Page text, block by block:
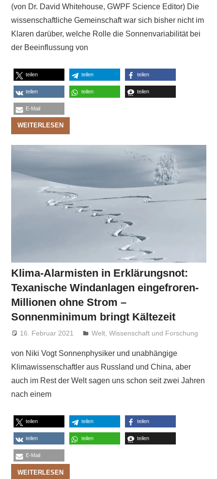
(von Dr. David Whitehouse, GWPF Science Editor) Die
wissenschaftliche Gemeinschaft war sich bisher nicht im
Klaren darüber, welche Rolle die Sonnenvariabilität bei
der Beeinflussung von
teilen teilen teilen
teilen teilen teilen
E-Mail
WEITERLESEN
Klima-Alarmisten in Erklärungsnot:
Texanische Windanlagen eingefroren-
Millionen ohne Strom –
Sonnenminimum bringt Kältezeit
16. Februar 2021 Niki Vogt
Welt ,Wissenschaft und Forschung
von Niki Vogt Sonnenphysiker und unabhängige
Klimawissenschaftler aus Russland und China, aber
auch im Rest der Welt sagen uns schon seit zwei Jahren
nach einem
teilen teilen teilen
teilen teilen teilen
E-Mail
WEITERLESEN